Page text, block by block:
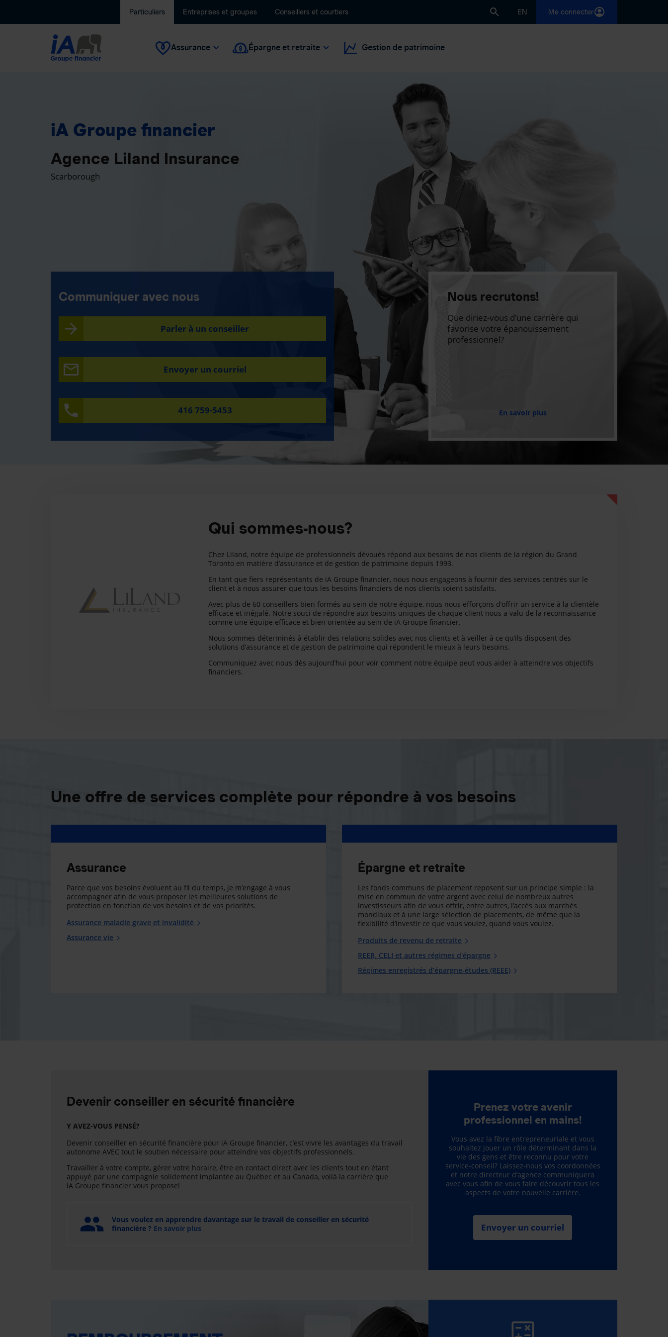
Particuliers Entreprises et groupes Conseillers et courtiers EN Me connecter
Assurance Épargne et retraite Gestion de patrimoine
iA Groupe financier
Agence Liland Insurance
Scarborough
Communiquer avec nous
Parler à un conseiller
Envoyer un courriel
416 759-5453
Nous recrutons!
Que diriez-vous d’une carrière qui
favorise votre épanouissement
professionnel?
En savoir plus
Qui sommes-nous?
Chez Liland, notre équipe de professionnels dévoués répond aux besoins de nos clients de la région du Grand
Toronto en matière d’assurance et de gestion de patrimoine depuis 1993.
En tant que fiers représentants de iA Groupe financier, nous nous engageons à fournir des services centrés sur le
client et à nous assurer que tous les besoins financiers de nos clients soient satisfaits.
Avec plus de 60 conseillers bien formés au sein de notre équipe, nous nous efforçons d’offrir un service à la clientèle
efficace et inégalé. Notre souci de répondre aux besoins uniques de chaque client nous a valu de la reconnaissance
comme une équipe efficace et bien orientée au sein de iA Groupe financier.
Nous sommes déterminés à établir des relations solides avec nos clients et à veiller à ce qu’ils disposent des
solutions d’assurance et de gestion de patrimoine qui répondent le mieux à leurs besoins.
Communiquez avec nous dès aujourd’hui pour voir comment notre équipe peut vous aider à atteindre vos objectifs
financiers.
Une offre de services complète pour répondre à vos besoins
Assurance
Parce que vos besoins évoluent au fil du temps, je m’engage à vous
accompagner afin de vous proposer les meilleures solutions de
protection en fonction de vos besoins et de vos priorités.
Assurance maladie grave et invalidité
Assurance vie
Épargne et retraite
Les fonds communs de placement reposent sur un principe simple : la
mise en commun de votre argent avec celui de nombreux autres
investisseurs afin de vous offrir, entre autres, l’accès aux marchés
mondiaux et à une large sélection de placements, de même que la
flexibilité d’investir ce que vous voulez, quand vous voulez.
Produits de revenu de retraite
REER, CELI et autres régimes d'épargne
Régimes enregistrés d’épargne-études (REEE)
Devenir conseiller en sécurité financière
Y AVEZ-VOUS PENSÉ?
Devenir conseiller en sécurité financière pour iA Groupe financier, c’est vivre les avantages du travail
autonome AVEC tout le soutien nécessaire pour atteindre vos objectifs professionnels.
Travailler à votre compte, gérer votre horaire, être en contact direct avec les clients tout en étant
appuyé par une compagnie solidement implantée au Québec et au Canada, voilà la carrière que
iA Groupe financier vous propose!
Vous voulez en apprendre davantage sur le travail de conseiller en sécurité
financière ? En savoir plus
Prenez votre avenir
professionnel en mains!
Vous avez la fibre entrepreneuriale et vous
souhaitez jouer un rôle déterminant dans la
vie des gens et être reconnu pour votre
service-conseil? Laissez-nous vos coordonnées
et notre directeur d’agence communiquera
avec vous afin de vous faire découvrir tous les
aspects de votre nouvelle carrière.
Envoyer un courriel